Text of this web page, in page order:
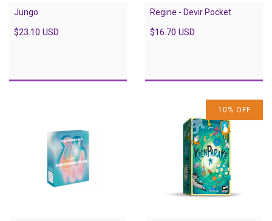
Jungo
$23.10 USD
Regine - Devir Pocket
$16.70 USD
10 % OFF